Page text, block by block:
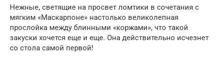
Нежные, светящие на просвет ломтики в сочетания с
мягким «Маскарпоне» настолько великолепная
прослойка между блинными «коржами», что такой
закуски хочется еще и еще. Она действительно исчезнет
со стола самой первой!